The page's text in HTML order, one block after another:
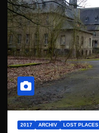
2017 ARCHIV LOST PLACES